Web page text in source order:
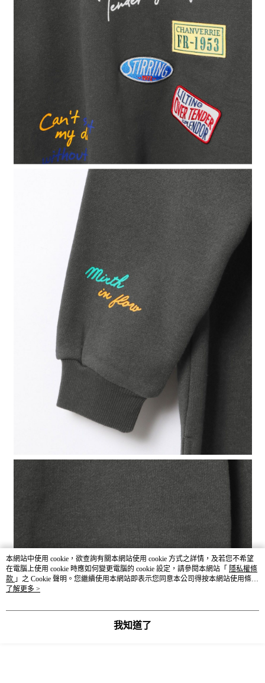
本網站中使用 cookie，欲查詢有關本網站使用 cookie 方式之詳情，及若您不希望
在電腦上使用 cookie 時應如何變更電腦的 cookie 設定，請參閱本網站「 隱私權條
款 」之 Cookie 聲明。您繼續使用本網站即表示您同意本公司得按本網站使用條款
之 Cookie 聲明使用 cookie。
了解更多 >
我知道了